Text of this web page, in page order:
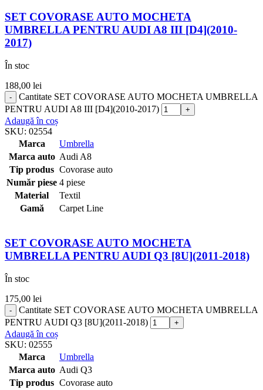
SET COVORASE AUTO MOCHETA
UMBRELLA PENTRU AUDI A8 III [D4](2010-
2017)
În stoc
188,00 lei
Cantitate SET COVORASE AUTO MOCHETA UMBRELLA
PENTRU AUDI A8 III [D4](2010-2017)
Adaugă în coș
SKU: 02554
Marca
Umbrella
Marca auto Audi A8
Tip produs Covorase auto
Număr piese 4 piese
Material
Textil
Gamă
Carpet Line
SET COVORASE AUTO MOCHETA
UMBRELLA PENTRU AUDI Q3 [8U](2011-2018)
În stoc
175,00 lei
Cantitate SET COVORASE AUTO MOCHETA UMBRELLA
PENTRU AUDI Q3 [8U](2011-2018)
Adaugă în coș
SKU: 02555
Marca
Umbrella
Marca auto Audi Q3
Tip produs Covorase auto